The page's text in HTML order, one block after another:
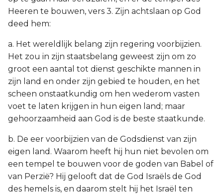
Heeren te bouwen, vers 3. Zijn achtslaan op God
deed hem:
a. Het wereldlijk belang zijn regering voorbijzien.
Het zou in zijn staatsbelang geweest zijn om zo
groot een aantal tot dienst geschikte mannen in
zijn land en onder zijn gebied te houden, en het
scheen onstaatkundig om hen wederom vasten
voet te laten krijgen in hun eigen land; maar
gehoorzaamheid aan God is de beste staatkunde.
b. De eer voorbijzien van de Godsdienst van zijn
eigen land. Waarom heeft hij hun niet bevolen om
een tempel te bouwen voor de goden van Babel of
van Perzië? Hij gelooft dat de God Israëls de God
des hemels is, en daarom stelt hij het Israël ten